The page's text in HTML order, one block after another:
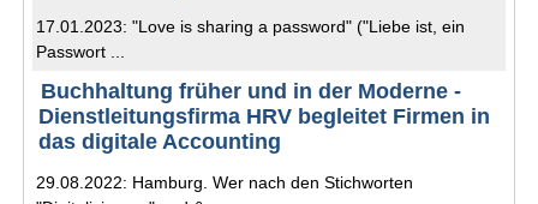
17.01.2023: "Love is sharing a password" ("Liebe ist, ein
Passwort ...
Buchhaltung früher und in der Moderne -
Dienstleitungsfirma HRV begleitet Firmen in
das digitale Accounting
29.08.2022: Hamburg. Wer nach den Stichworten